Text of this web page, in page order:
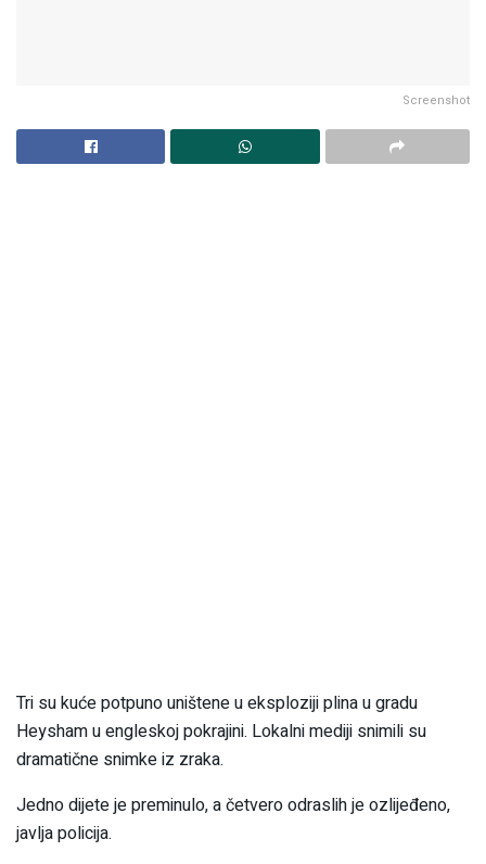
Screenshot
Tri su kuće potpuno uništene u eksploziji plina u gradu
Heysham u engleskoj pokrajini. Lokalni mediji snimili su
dramatične snimke iz zraka.
Jedno dijete je preminulo, a četvero odraslih je ozlijeđeno,
javlja policija.